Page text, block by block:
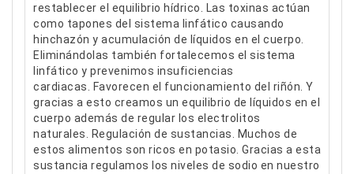
restablecer el equilibrio hídrico. Las toxinas actúan
como tapones del sistema linfático causando
hinchazón y acumulación de líquidos en el cuerpo.
Eliminándolas también fortalecemos el sistema
linfático y prevenimos insuficiencias
cardiacas. Favorecen el funcionamiento del riñón. Y
gracias a esto creamos un equilibrio de líquidos en el
cuerpo además de regular los electrolitos
naturales. Regulación de sustancias. Muchos de
estos alimentos son ricos en potasio. Gracias a esta
sustancia regulamos los niveles de sodio en nuestro